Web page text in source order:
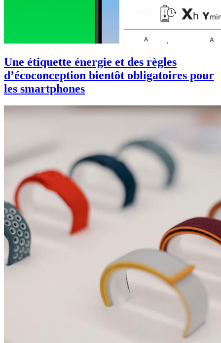
Une étiquette énergie et des règles
d’écoconception bientôt obligatoires pour
les smartphones